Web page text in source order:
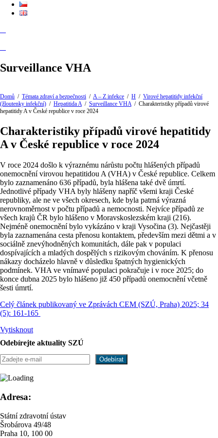
Surveillance VHA
Domů / Témata zdraví a bezpečnosti / A – Z infekce / H / Virové hepatitidy infekční
(žloutenky infekční) / Hepatitida A/ Surveillance VHA/ Charakteristiky případů virové
hepatitidy A v České republice v roce 2024
Charakteristiky případů virové hepatitidy
A v České republice v roce 2024
V roce 2024 došlo k výraznému nárůstu počtu hlášených případů
onemocnění virovou hepatitidou A (VHA) v České republice. Celkem
bylo zaznamenáno 636 případů, byla hlášena také dvě úmrtí.
Jednotlivé případy VHA byly hlášeny napříč všemi kraji České
republiky, ale ne ve všech okresech, kde byla patrná výrazná
nerovnoměrnost v počtu případů a nemocnosti. Nejvíce případů ze
všech krajů ČR bylo hlášeno v Moravskoslezském kraji (216).
Nejméně onemocnění bylo vykázáno v kraji Vysočina (3). Nejčastěji
byla zaznamenána cesta přenosu kontaktem, především mezi dětmi a v
sociálně znevýhodněných komunitách, dále pak v populaci
dospívajících a mladých dospělých s rizikovým chováním. K přenosu
nákazy docházelo hlavně v důsledku špatných hygienických
podmínek. VHA ve vnímavé populaci pokračuje i v roce 2025; do
konce dubna 2025 bylo hlášeno již 450 případů onemocnění včetně
šesti úmrtí.
Celý článek publikovaný ve Zprávách CEM (SZÚ, Praha) 2025; 34
(5): 161-165
Vytisknout
Odebírejte aktuality SZÚ
Adresa:
Státní zdravotní ústav
Šrobárova 49/48
Praha 10, 100 00